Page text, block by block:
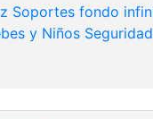
Soportes fondo
y Niños